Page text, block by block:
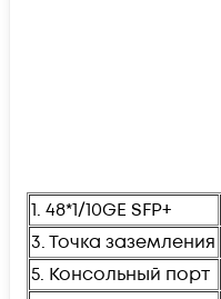
1. 48*1/10GE SFP+
3. Точка заземления
5. Консольный порт